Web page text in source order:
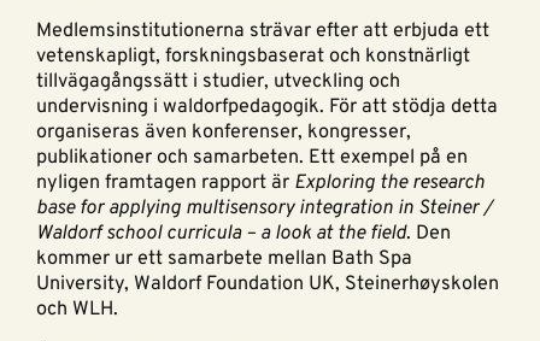
Medlemsinstitutionerna strävar efter att erbjuda ett
vetenskapligt, forskningsbaserat och konstnärligt
tillvägagångssätt i studier, utveckling och
undervisning i waldorfpedagogik. För att stödja detta
organiseras även konferenser, kongresser,
publikationer och samarbeten. Ett exempel på en
nyligen framtagen rapport är Exploring the research
base for applying multisensory integration in Steiner /
Waldorf school curricula – a look at the field. Den
kommer ur ett samarbete mellan Bath Spa
University, Waldorf Foundation UK, Steinerhøyskolen
och WLH.